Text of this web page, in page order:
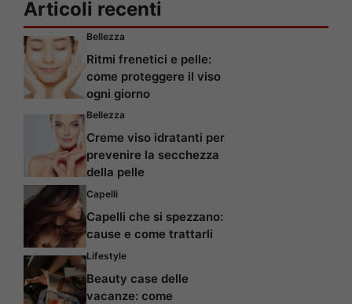
Articoli recenti
Bellezza
Ritmi frenetici e pelle:
come proteggere il viso
ogni giorno
Bellezza
Creme viso idratanti per
prevenire la secchezza
della pelle
Capelli
Capelli che si spezzano:
cause e come trattarli
Lifestyle
Beauty case delle
vacanze: come